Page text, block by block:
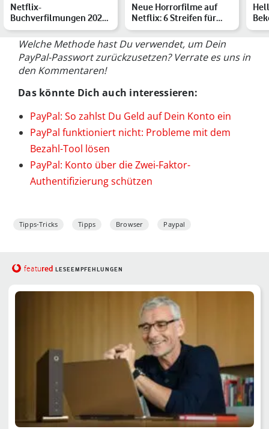
Netflix-
Buchverfilmungen 2026:
Die Highlights im
Überblick
Neue Horrorfilme auf
Netflix: 6 Streifen für
Deinen Gruselabend
Welche Methode hast Du verwendet, um Dein
PayPal-Passwort zurückzusetzen? Verrate es uns in
den Kommentaren!
Das könnte Dich auch interessieren:
PayPal: So zahlst Du Geld auf Dein Konto ein
PayPal funktioniert nicht: Probleme mit dem
Bezahl-Tool lösen
PayPal: Konto über die Zwei-Faktor-
Authentifizierung schützen
Tipps-Tricks Tipps Browser Paypal
featured LESEEMPFEHLUNGEN